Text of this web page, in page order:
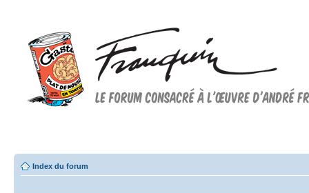
Index du forum